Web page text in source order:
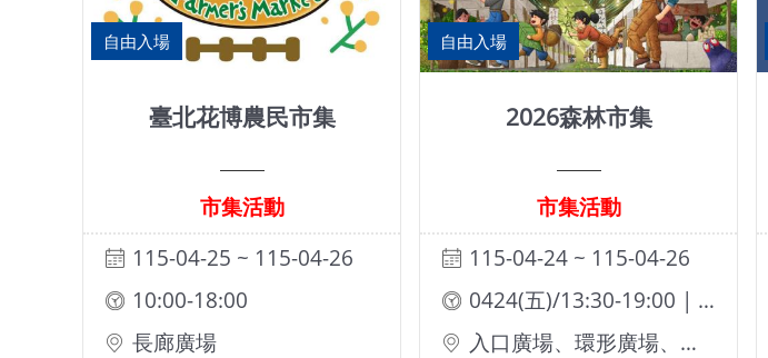
自由入場
臺北花博農民市集
市集活動
115-04-25 ~ 115-04-26
10:00-18:00
長廊廣場
自由入場
2026森林市集
市集活動
115-04-24 ~ 115-04-26
0424(五)/13:30-19:00 | 0425(六)-0426(日)/11:00-19:00
入口廣場、環形廣場、花海廣場